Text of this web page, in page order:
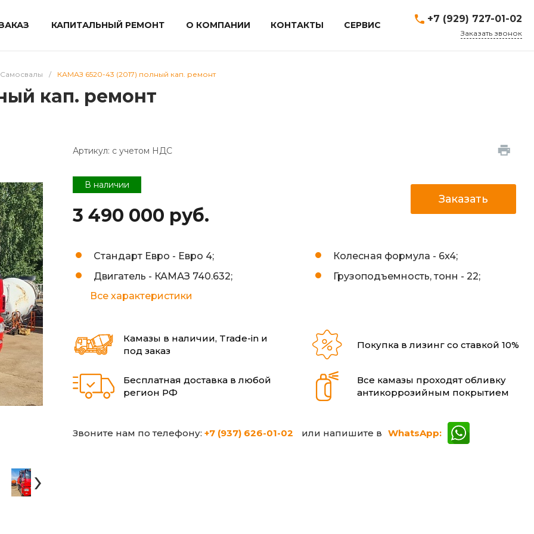
КАПИТАЛЬНЫЙ РЕМОНТ О КОМПАНИИ КОНТАКТЫ СЕРВИС
+7 (929) 727-01-02
Заказать звонок
Самосвалы / КАМАЗ 6520-43 (2017) полный кап. ремонт
кап. ремонт
›
Артикул: с учетом НДС
В наличии
3 490 000 руб.
Заказать
Стандарт Евро - Евро 4; Колесная формула - 6x4;
Двигатель - КАМАЗ 740.632; Грузоподъемность, тонн - 22;
Все характеристики
Камазы в наличии, Trade-in и
под заказ
Покупка в лизинг со ставкой 10%
Бесплатная доставка в любой
регион РФ
Все камазы проходят обливку
антикоррозийным покрытием
Звоните нам по телефону: +7 (937) 626-01-02 или напишите в WhatsApp: